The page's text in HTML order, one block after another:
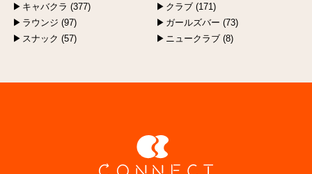
キャバクラ (377)
クラブ (171)
ラウンジ (97)
ガールズバー (73)
スナック (57)
ニュークラブ (8)